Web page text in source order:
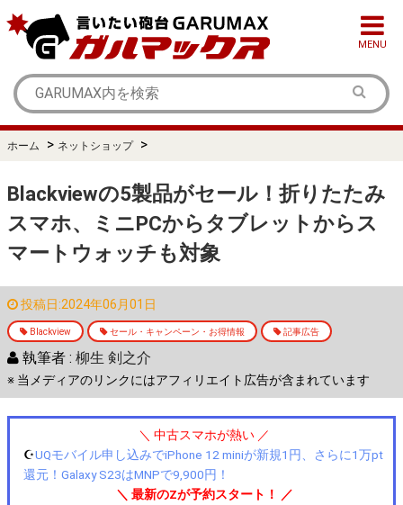
MENU
ホーム > ネットショップ >
Blackviewの5製品がセール！折りたたみ
スマホ、ミニPCからタブレットからス
マートウォッチも対象
投稿日:2024年06月01日
Blackview セール・キャンペーン・お得情報 記事広告
執筆者 : 柳生 剣之介
※ 当メディアのリンクにはアフィリエイト広告が含まれています
＼ 中古スマホが熱い ／
☪️UQモバイル申し込みでiPhone 12 miniが新規1円、さらに1万pt
還元！Galaxy S23はMNPで9,900円！
＼ 最新のZが予約スタート！ ／